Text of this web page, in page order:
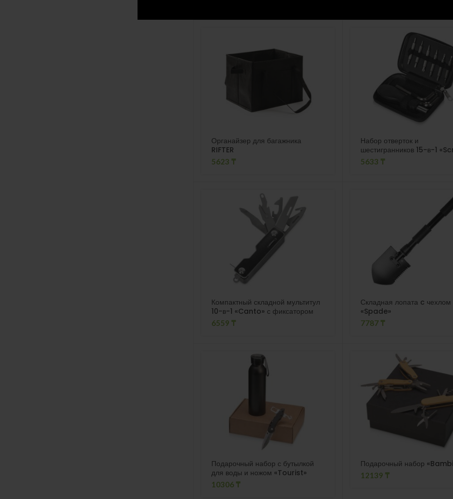
Органайзер для багажника
RIFTER
5623 ₸
Набор отверток и
шестигранников 15-в-1
on»
5633 ₸
Компактный складной мультитул
10-в-1 «Canto» с фиксатором
6559 ₸
Складная лопата c чехлом
«Spade»
7787 ₸
Подарочный набор с бутылкой
для воды и ножом «Tourist»
10306 ₸
Подарочный набор
12139 ₸